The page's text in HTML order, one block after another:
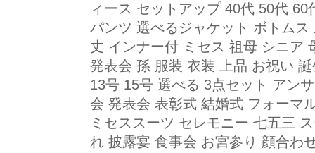
ィース セットアップ 40代 50代
パンツ 選べるジャケット ボトム
丈 インナー付 ミセス 祖母 シニア
発表会 孫 服装 衣装 上品 お祝い
13号 15号 選べる 3点セット アン
会 発表会 表彰式 結婚式 フォーマ
ミセススーツ セレモニー 七五三
れ 披露宴 食事会 お宮参り 顔合わ